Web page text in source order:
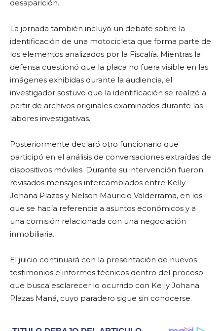
desaparición.
La jornada también incluyó un debate sobre la
identificación de una motocicleta que forma parte de
los elementos analizados por la Fiscalía. Mientras la
defensa cuestionó que la placa no fuera visible en las
imágenes exhibidas durante la audiencia, el
investigador sostuvo que la identificación se realizó a
partir de archivos originales examinados durante las
labores investigativas.
Posteriormente declaró otro funcionario que
participó en el análisis de conversaciones extraídas de
dispositivos móviles. Durante su intervención fueron
revisados mensajes intercambiados entre Kelly
Johana Plazas y Nelson Mauricio Valderrama, en los
que se hacía referencia a asuntos económicos y a
una comisión relacionada con una negociación
inmobiliaria.
El juicio continuará con la presentación de nuevos
testimonios e informes técnicos dentro del proceso
que busca esclarecer lo ocurrido con Kelly Johana
Plazas Maná, cuyo paradero sigue sin conocerse.